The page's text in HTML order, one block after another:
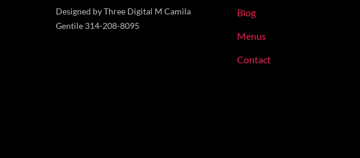
Designed by Three Digital M Camila
Gentile 314-208-8095
Blog
Menus
Contact